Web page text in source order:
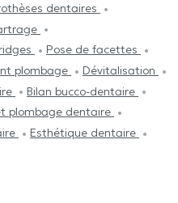
dentaires
Pose de facettes
plombage
Dévitalisation
Bilan bucco-dentaire
plombage dentaire
Esthétique dentaire